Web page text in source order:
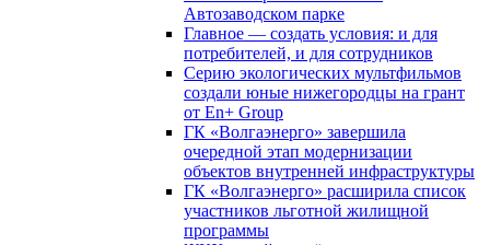
Автозаводском парке
Главное — создать условия: и для
потребителей, и для сотрудников
Серию экологических мультфильмов
создали юные нижегородцы на грант
от En+ Group
ГК «Волгаэнерго» завершила
очередной этап модернизации
объектов внутренней инфраструктуры
ГК «Волгаэнерго» расширила список
участников льготной жилищной
программы